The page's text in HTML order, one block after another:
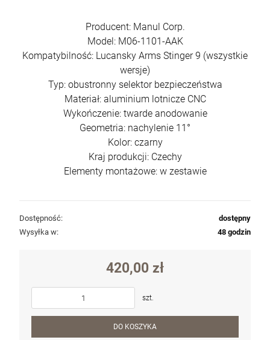
Producent: Manul Corp.
Model: M06-1101-AAK
Kompatybilność: Lucansky Arms Stinger 9 (wszystkie
wersje)
Typ: obustronny selektor bezpieczeństwa
Materiał: aluminium lotnicze CNC
Wykończenie: twarde anodowanie
Geometria: nachylenie 11°
Kolor: czarny
Kraj produkcji: Czechy
Elementy montażowe: w zestawie
Dostępność:
dostępny
Wysyłka w:
48 godzin
420,00 zł
szt.
DO KOSZYKA